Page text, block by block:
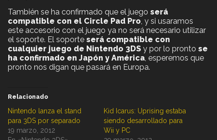
También se ha confirmado que el juego será
compatible con el Circle Pad Pro , y si usaramos
este accesorio con el juego ya no será necesario utilizar
el soporte. El soporte será compatible con
cualquier juego de Nintendo 3DS y por lo pronto se
ha confirmado en Japón y América , esperemos que
pronto nos digan que pasará en Europa.
Relacionado
Nintendo lanza el stand
para 3DS por separado
19 marzo, 2012
Kid Icarus: Uprising estaba
siendo desarrollado para
Wii y PC